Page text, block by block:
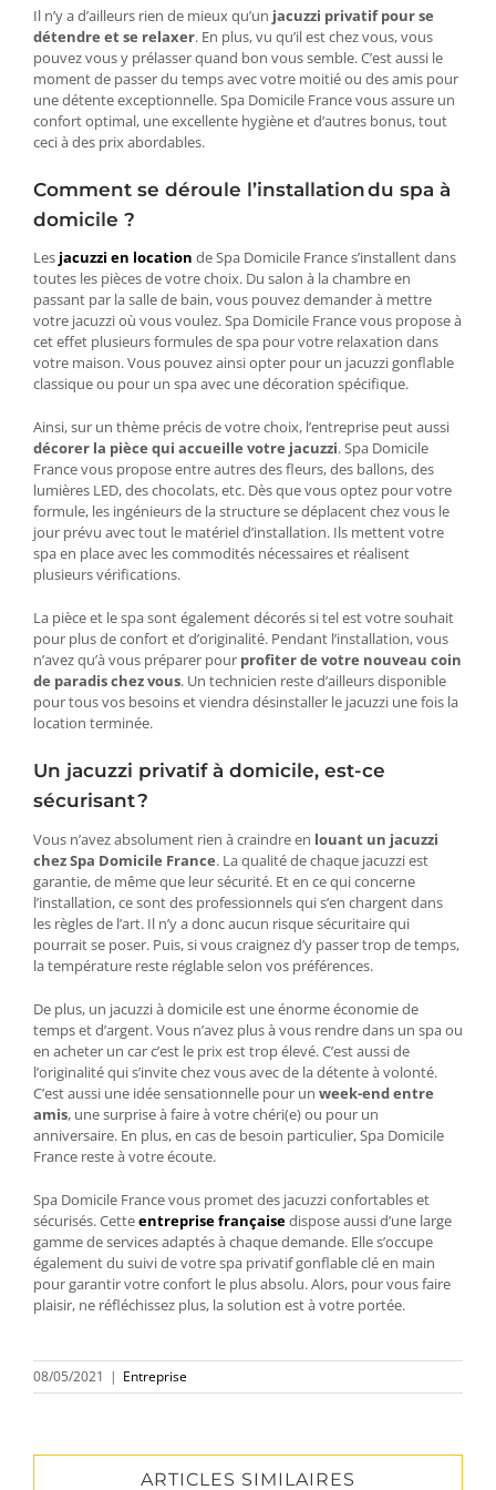
Il n’y a d’ailleurs rien de mieux qu’un jacuzzi privatif pour se
détendre et se relaxer. En plus, vu qu’il est chez vous, vous
pouvez vous y prélasser quand bon vous semble. C’est aussi le
moment de passer du temps avec votre moitié ou des amis pour
une détente exceptionnelle. Spa Domicile France vous assure un
confort optimal, une excellente hygiène et d’autres bonus, tout
ceci à des prix abordables.
Comment se déroule l’installation du spa à
domicile ?
Les jacuzzi en location de Spa Domicile France s’installent dans
toutes les pièces de votre choix. Du salon à la chambre en
passant par la salle de bain, vous pouvez demander à mettre
votre jacuzzi où vous voulez. Spa Domicile France vous propose à
cet effet plusieurs formules de spa pour votre relaxation dans
votre maison. Vous pouvez ainsi opter pour un jacuzzi gonflable
classique ou pour un spa avec une décoration spécifique.
Ainsi, sur un thème précis de votre choix, l’entreprise peut aussi
décorer la pièce qui accueille votre jacuzzi. Spa Domicile
France vous propose entre autres des fleurs, des ballons, des
lumières LED, des chocolats, etc. Dès que vous optez pour votre
formule, les ingénieurs de la structure se déplacent chez vous le
jour prévu avec tout le matériel d’installation. Ils mettent votre
spa en place avec les commodités nécessaires et réalisent
plusieurs vérifications.
La pièce et le spa sont également décorés si tel est votre souhait
pour plus de confort et d’originalité. Pendant l’installation, vous
n’avez qu’à vous préparer pour profiter de votre nouveau coin
de paradis chez vous. Un technicien reste d’ailleurs disponible
pour tous vos besoins et viendra désinstaller le jacuzzi une fois la
location terminée.
Un jacuzzi privatif à domicile, est-ce
sécurisant ?
Vous n’avez absolument rien à craindre en louant un jacuzzi
chez Spa Domicile France. La qualité de chaque jacuzzi est
garantie, de même que leur sécurité. Et en ce qui concerne
l’installation, ce sont des professionnels qui s’en chargent dans
les règles de l’art. Il n’y a donc aucun risque sécuritaire qui
pourrait se poser. Puis, si vous craignez d’y passer trop de temps,
la température reste réglable selon vos préférences.
De plus, un jacuzzi à domicile est une énorme économie de
temps et d’argent. Vous n’avez plus à vous rendre dans un spa ou
en acheter un car c’est le prix est trop élevé. C’est aussi de
l’originalité qui s’invite chez vous avec de la détente à volonté.
C’est aussi une idée sensationnelle pour un week-end entre
amis, une surprise à faire à votre chéri(e) ou pour un
anniversaire. En plus, en cas de besoin particulier, Spa Domicile
France reste à votre écoute.
Spa Domicile France vous promet des jacuzzi confortables et
sécurisés. Cetteentreprise françaisedispose aussi d’une large
gamme de services adaptés à chaque demande. Elle s’occupe
également du suivi de votre spa privatif gonflable clé en main
pour garantir votre confort le plus absolu. Alors, pour vous faire
plaisir, ne réfléchissez plus, la solution est à votre portée.
08/05/2021 | Entreprise
ARTICLES SIMILAIRES